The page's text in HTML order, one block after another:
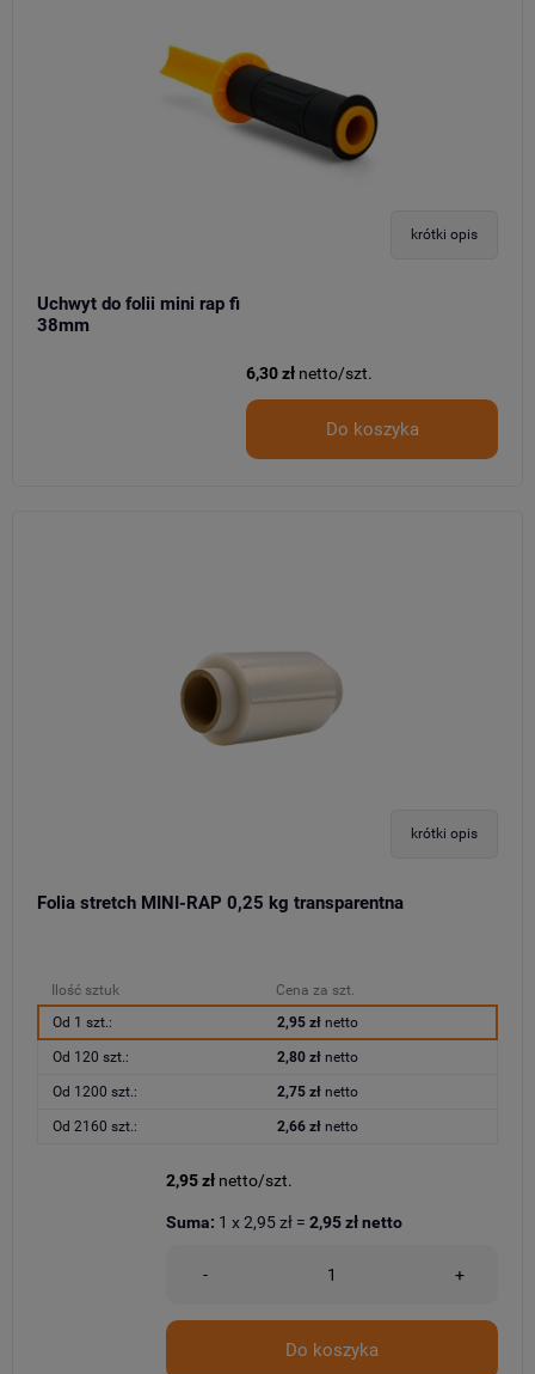
krótki opis
Uchwyt do folii mini rap fi
38mm
6,30 zł netto/szt.
Do koszyka
krótki opis
Folia stretch MINI-RAP 0,25 kg transparentna
Ilość sztuk
Cena za szt.
Od 1 szt.:
2,95 złnetto
Od 120 szt.: 2,80 złnetto
Od 1200 szt.: 2,75 złnetto
Od 2160 szt.: 2,66 złnetto
2,95 zł netto/szt.
- +
Do koszyka
Suma: 1 x2,95 zł = 2,95 złnetto